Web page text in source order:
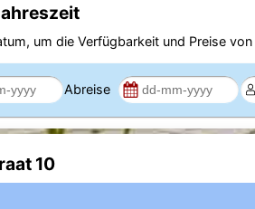
um die Verfügbarkeit und Preise von
Abreise
10